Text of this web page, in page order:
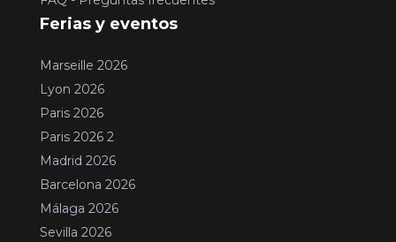
Ferias y eventos
Marseille 2026
Lyon 2026
Paris 2026
Paris 2026 2
Madrid 2026
Barcelona 2026
Málaga 2026
Sevilla 2026